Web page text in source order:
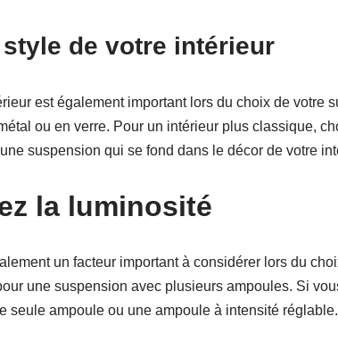
style de votre intérieur
est également important lors du choix de votre
ou en verre. Pour un intérieur plus classique,
suspension qui se fond dans le décor de votre
la luminosité
un facteur important à considérer lors du
une suspension avec plusieurs ampoules. Si
seule ampoule ou une ampoule à intensité réglable.